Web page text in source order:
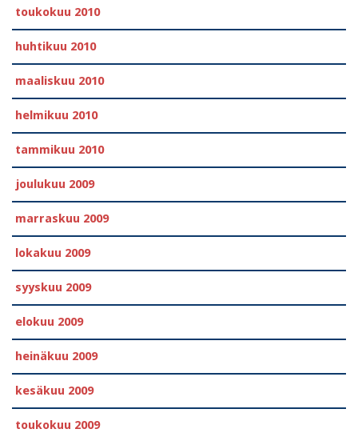
toukokuu 2010
huhtikuu 2010
maaliskuu 2010
helmikuu 2010
tammikuu 2010
joulukuu 2009
marraskuu 2009
lokakuu 2009
syyskuu 2009
elokuu 2009
heinäkuu 2009
kesäkuu 2009
toukokuu 2009